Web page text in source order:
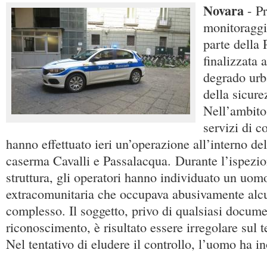
Novara -
parte della
finalizzata
degrado
della
servizi di
hanno effettuato ieri un’operazione all’interno
caserma Cavalli e Passalacqua. Durante
struttura, gli operatori hanno individuato un
extracomunitaria che occupava abusivamente
complesso. Il soggetto, privo di qualsiasi
riconoscimento, è risultato essere irregolare sul
Nel tentativo di eludere il controllo, l’uomo ha